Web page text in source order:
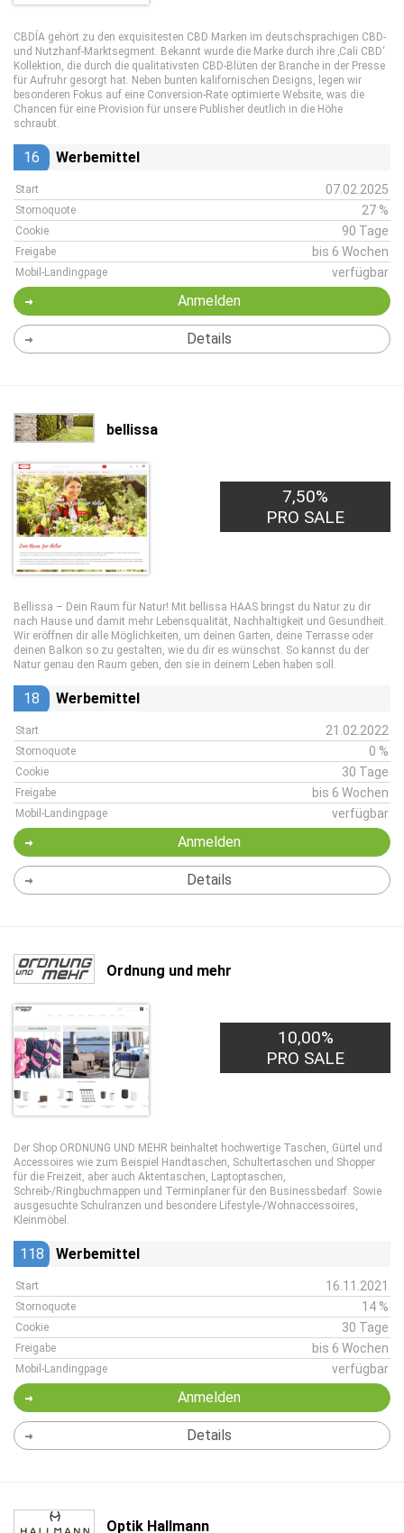
CBDÍA gehört zu den exquisitesten CBD Marken im deutschsprachigen CBD-
und Nutzhanf-Marktsegment. Bekannt wurde die Marke durch ihre ‚Cali CBD‘
Kollektion, die durch die qualitativsten CBD-Blüten der Branche in der Presse
für Aufruhr gesorgt hat. Neben bunten kalifornischen Designs, legen wir
besonderen Fokus auf eine Conversion-Rate optimierte Website, was die
Chancen für eine Provision für unsere Publisher deutlich in die Höhe
schraubt.
16 Werbemittel
Start 07.02.2025
Stornoquote 27 %
Cookie 90 Tage
Freigabe bis 6 Wochen
Mobil-Landingpage verfügbar
Anmelden
Details
bellissa
7,50%
PRO SALE
Bellissa – Dein Raum für Natur! Mit bellissa HAAS bringst du Natur zu dir
nach Hause und damit mehr Lebensqualität, Nachhaltigkeit und Gesundheit.
Wir eröffnen dir alle Möglichkeiten, um deinen Garten, deine Terrasse oder
deinen Balkon so zu gestalten, wie du dir es wünschst. So kannst du der
Natur genau den Raum geben, den sie in deinem Leben haben soll.
18 Werbemittel
Start 21.02.2022
Stornoquote 0 %
Cookie 30 Tage
Freigabe bis 6 Wochen
Mobil-Landingpage verfügbar
Anmelden
Details
Ordnung und mehr
10,00%
PRO SALE
Der Shop ORDNUNG UND MEHR beinhaltet hochwertige Taschen, Gürtel und
Accessoires wie zum Beispiel Handtaschen, Schultertaschen und Shopper
für die Freizeit, aber auch Aktentaschen, Laptoptaschen,
Schreib-/Ringbuchmappen und Terminplaner für den Businessbedarf. Sowie
ausgesuchte Schulranzen und besondere Lifestyle-/Wohnaccessoires,
Kleinmöbel.
118 Werbemittel
Start 16.11.2021
Stornoquote 14 %
Cookie 30 Tage
Freigabe bis 6 Wochen
Mobil-Landingpage verfügbar
Anmelden
Details
Optik Hallmann